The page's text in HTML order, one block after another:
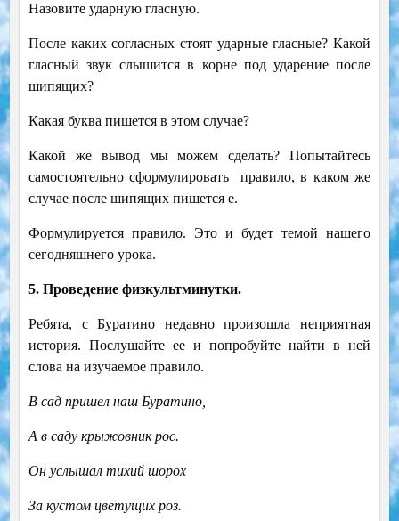
Назовите ударную гласную.
После каких согласных стоят ударные гласные? Какой
гласный звук слышится в корне под ударение после
шипящих?
Какая буква пишется в этом случае?
Какой же вывод мы можем сделать? Попытайтесь
самостоятельно сформулировать правило, в каком же
случае после шипящих пишется е.
Формулируется правило. Это и будет темой нашего
сегодняшнего урока.
5. Проведение физкультминутки.
Ребята, с Буратино недавно произошла неприятная
история. Послушайте ее и попробуйте найти в ней
слова на изучаемое правило.
В сад пришел наш Буратино,
А в саду крыжовник рос.
Он услышал тихий шорох
За кустом цветущих роз.